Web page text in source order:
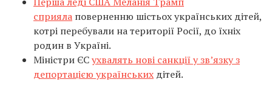
сприяла поверненню шістьох українських дітей,
котрі перебували на території Росії, до їхніх
родин в Україні.
Міністри ЄСухвалять нові санкції у зв’язку з
депортацією українських дітей.